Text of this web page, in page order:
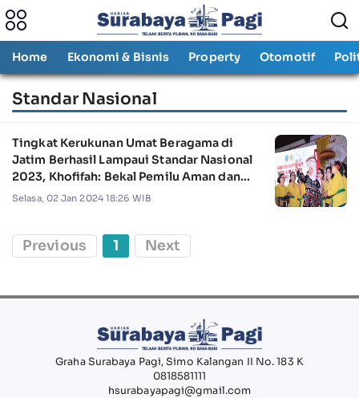
Home Ekonomi & Bisnis Property Otomotif
Standar Nasional
Tingkat Kerukunan Umat Beragama di
Jatim Berhasil Lampaui Standar Nasional
2023, Khofifah: Bekal Pemilu Aman dan
Damai
Selasa, 02 Jan 2024 18:26 WIB
Previous 1 Next
Graha Surabaya Pagi, Simo Kalangan II No. 183 K
0818581111
hsurabayapagi@gmail.com